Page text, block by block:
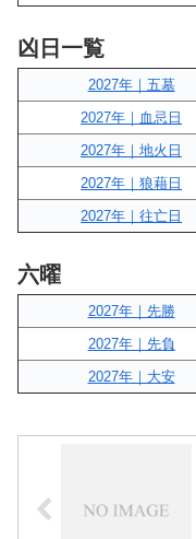
凶日一覧
2027年｜五墓
2027年｜血忌日
2027年｜地火日
2027年｜狼藉日
2027年｜往亡日
六曜
2027年｜先勝
2027年｜先負
2027年｜大安